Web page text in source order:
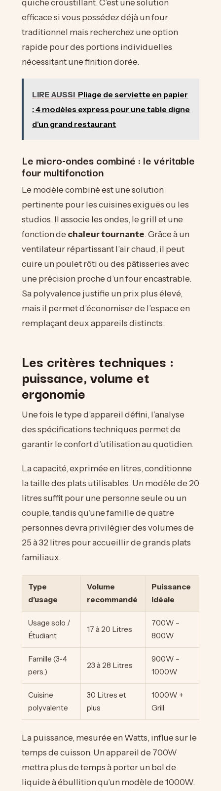
quiche croustillant. C’est une solution
efficace si vous possédez déjà un four
traditionnel mais recherchez une option
rapide pour des portions individuelles
nécessitant une finition dorée.
LIRE AUSSI Pliage de serviette en papier
: 4 modèles express pour une table digne
d'un grand restaurant
Le micro-ondes combiné : le véritable
four multifonction
Le modèle combiné est une solution
pertinente pour les cuisines exiguës ou les
studios. Il associe les ondes, le grill et une
fonction de chaleur tournante. Grâce à un
ventilateur répartissant l’air chaud, il peut
cuire un poulet rôti ou des pâtisseries avec
une précision proche d’un four encastrable.
Sa polyvalence justifie un prix plus élevé,
mais il permet d’économiser de l’espace en
remplaçant deux appareils distincts.
Les critères techniques :
puissance, volume et
ergonomie
Une fois le type d’appareil défini, l’analyse
des spécifications techniques permet de
garantir le confort d’utilisation au quotidien.
La capacité, exprimée en litres, conditionne
la taille des plats utilisables. Un modèle de 20
litres suffit pour une personne seule ou un
couple, tandis qu’une famille de quatre
personnes devra privilégier des volumes de
25 à 32 litres pour accueillir de grands plats
familiaux.
Type
d’usage
Volume
recommandé
Puissance
idéale
Usage solo /
Étudiant
17 à 20 Litres
700W –
800W
Famille (3-4
pers.)
23 à 28 Litres
900W –
1000W
Cuisine
polyvalente
30 Litres et
plus
1000W +
Grill
La puissance, mesurée en Watts, influe sur le
temps de cuisson. Un appareil de 700W
mettra plus de temps à porter un bol de
liquide à ébullition qu’un modèle de 1000W.